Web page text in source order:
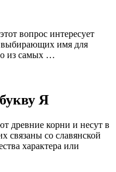
вопрос интересует
выбирающих имя для
из самых …
Я
древние корни и несут в
связаны со славянской
характера или